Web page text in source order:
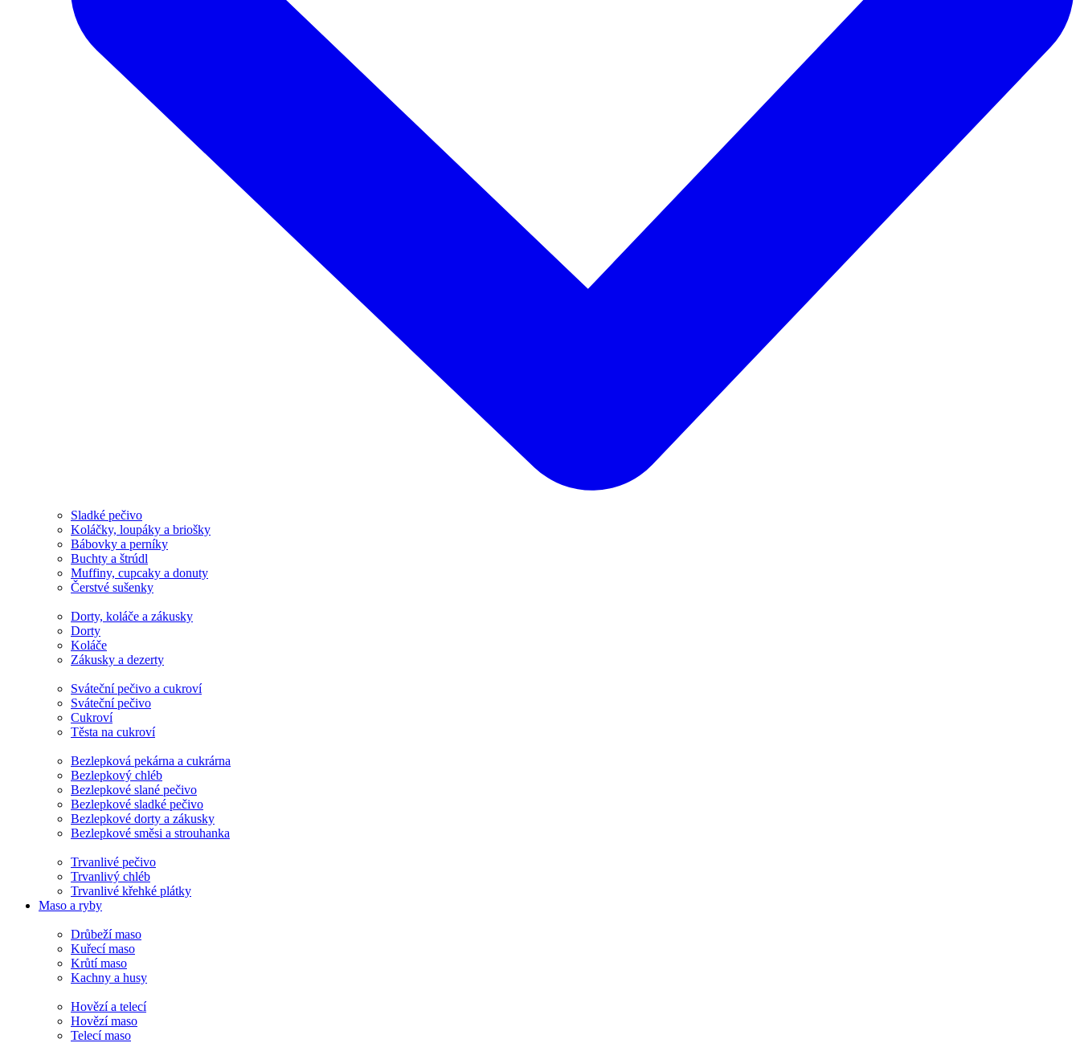
Sladké pečivo
Koláčky, loupáky a briošky
Bábovky a perníky
Buchty a štrúdl
Muffiny, cupcaky a donuty
Čerstvé sušenky
Dorty, koláče a zákusky
Dorty
Koláče
Zákusky a dezerty
Sváteční pečivo a cukroví
Sváteční pečivo
Cukroví
Těsta na cukroví
Bezlepková pekárna a cukrárna
Bezlepkový chléb
Bezlepkové slané pečivo
Bezlepkové sladké pečivo
Bezlepkové dorty a zákusky
Bezlepkové směsi a strouhanka
Trvanlivé pečivo
Trvanlivý chléb
Trvanlivé křehké plátky
Maso a ryby
Drůbeží maso
Kuřecí maso
Krůtí maso
Kachny a husy
Hovězí a telecí
Hovězí maso
Telecí maso